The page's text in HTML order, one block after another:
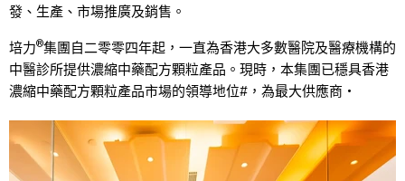
發、生產、市場推廣及銷售。
培力®集團自二零零四年起，一直為香港大多數醫院及醫療機構的
中醫診所提供濃縮中藥配方顆粒產品。現時，本集團已穩具香港
濃縮中藥配方顆粒產品市場的領導地位#，為最大供應商‧